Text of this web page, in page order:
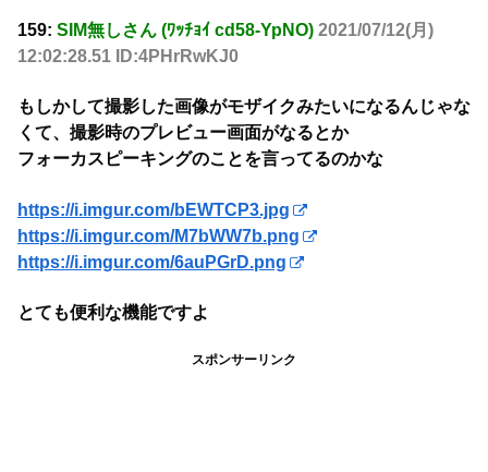
159: SIM無しさん (ﾜｯﾁｮｲ cd58-YpNO) 2021/07/12(月)
12:02:28.51 ID:4PHrRwKJ0
もしかして撮影した画像がモザイクみたいになるんじゃな
くて、撮影時のプレビュー画面がなるとか
フォーカスピーキングのことを言ってるのかな
https://i.imgur.com/bEWTCP3.jpg
https://i.imgur.com/M7bWW7b.png
https://i.imgur.com/6auPGrD.png
とても便利な機能ですよ
スポンサーリンク